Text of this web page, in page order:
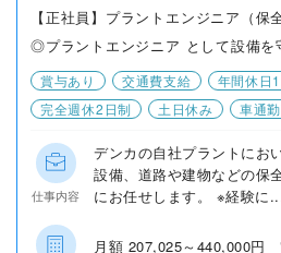
【正社員】プラントエンジニア（保
◎プラントエンジニア として設備を
賞与あり 交通費支給 年間休日
完全週休2日制
土日休み 車通
仕事内容
デンカの自社プラントにお
設備、道路や建物などの保
にお任せします。 ※経験に
月額 207,025～440,000